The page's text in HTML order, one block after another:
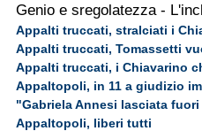
Genio e sregolatezza -
Appalti truccati, stralciati i
Appalti truccati, Tomassetti
Appalti truccati, i Chiavarino
Appaltopoli, in 11 a giudizio
"Gabriela Annesi lasciata
Appaltopoli, liberi tutti